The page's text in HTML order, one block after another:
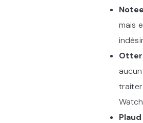
Notee
mais
traiter
Plaud